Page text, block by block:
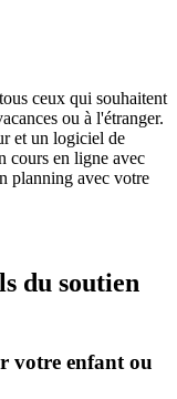
ceux qui souhaitent
ou à l'étranger.
et un logiciel de
cours en ligne avec
planning avec votre
du soutien
votre enfant ou